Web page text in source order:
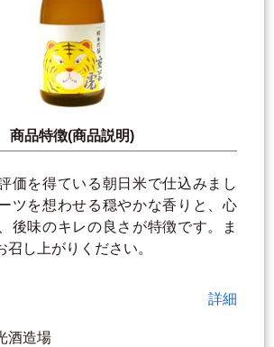
商品特徴(商品説明)
価を得ている朝日米で仕込みまし
ツを想わせる穏やかな香りと、心
後味のキレの良さが特徴です。ま
召し上がりください。
詳細
酒造場